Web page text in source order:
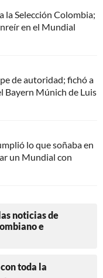
la Selección Colombia;
en el Mundial
de autoridad; fichó a
Bayern Múnich de Luis
lo que soñaba en
un Mundial con
noticias de
e
toda la